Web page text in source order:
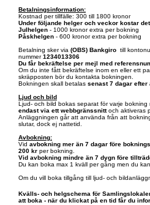
Betalningsinformation:
Kostnad per tillfälle: 300 till 1800 kronor
Under följande helger och veckor kostar
Julhelgen - 1000 kronor extra per bokning
Påskhelgen - 600 kronor extra per bokning
Betalning sker via (OBS) Bankgiro till
nummer1234013306
Du får bekräftelse per mejl med
Om du inte fått bekräftelse inom en eller ett
skräpposten bör du kontakta bokningen.
Bokningen skall betalas senast 7 dagar
Ljud och bild
Ljud- och bild bokas separat för varje
endast via ett webbgränssnittoch aktiveras
Anläggningen går att använda från att
slutar, dock ej nattetid.
Avbokning:
Vid avbokning mer än 7 dagar före
200 kr per bokning.
Vid avbokning mindre än 7 dygn före
Du kan boka max 1 kväll per gång men du
Om du vill boka tillgång till ljud- och
Kvälls- och helgschema för
att boka - när du klickat på en tid får du